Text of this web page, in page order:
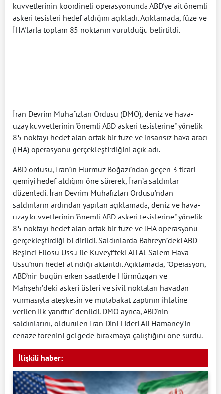
kuvvetlerinin koordineli operasyonunda ABD'ye ait önemli
askeri tesisleri hedef aldığını açıkladı. Açıklamada, füze ve
İHA'larla toplam 85 noktanın vurulduğu belirtildi.
İran Devrim Muhafızları Ordusu (DMO), deniz ve hava-
uzay kuvvetlerinin "önemli ABD askeri tesislerine" yönelik
85 noktayı hedef alan ortak bir füze ve insansız hava aracı
(İHA) operasyonu gerçekleştirdiğini açıkladı.
ABD ordusu, İran’ın Hürmüz Boğazı’ndan geçen 3 ticari
gemiyi hedef aldığını öne sürerek, İran’a saldırılar
düzenledi. İran Devrim Muhafızları Ordusu’ndan
saldırıların ardından yapılan açıklamada, deniz ve hava-
uzay kuvvetlerinin "önemli ABD askeri tesislerine" yönelik
85 noktayı hedef alan ortak bir füze ve İHA operasyonu
gerçekleştirdiği bildirildi. Saldırılarda Bahreyn’deki ABD
Beşinci Filosu Üssü ile Kuveyt’teki Ali Al-Salem Hava
Üssü’nün hedef alındığı aktarıldı. Açıklamada, "Operasyon,
ABD’nin bugün erken saatlerde Hürmüzgan ve
Mahşehr’deki askeri üsleri ve sivil noktaları havadan
vurmasıyla ateşkesin ve mutabakat zaptının ihlaline
verilen ilk yanıttır" denildi. DMO ayrıca, ABD’nin
saldırılarını, öldürülen İran Dini Lideri Ali Hamaney’in
cenaze törenini gölgede bırakmaya çalıştığını öne sürdü.
İlişkili haber: